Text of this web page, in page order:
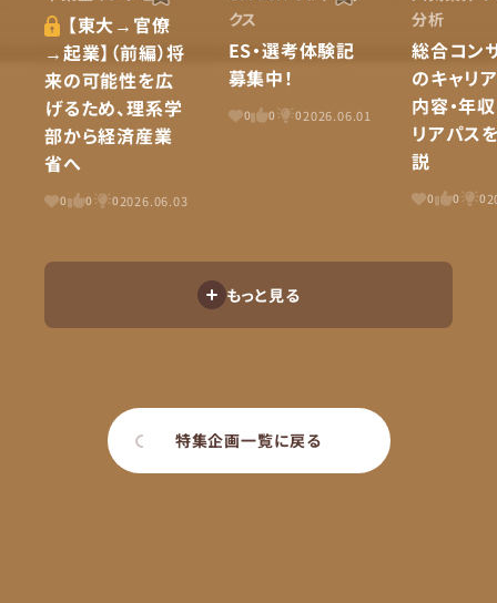
【東大→官僚
→起業】（前編）将
来の可能性を広
げるため、理系学
部から経済産業
省へ
0 0 0 2026.06.03
クス
ES・選考体験記
募集中！
0 0 0 2026.06.01
分析
総合コン
のキャリ
内容・年
リアパス
説
0 0 0
もっと見る
特集企画一覧に戻る